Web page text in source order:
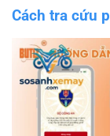
Cách tra cứu